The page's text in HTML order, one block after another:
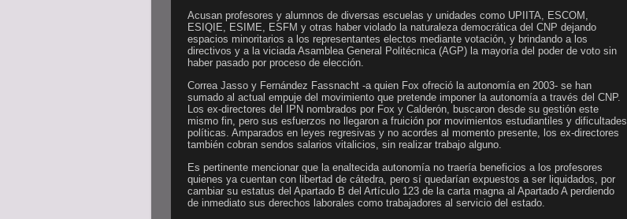
Acusan profesores y alumnos de diversas escuelas y unidades como UPIITA, ESCOM,
ESIQIE, ESIME, ESFM y otras haber violado la naturaleza democrática del CNP dejando
espacios minoritarios a los representantes electos mediante votación, y brindando a los
directivos y a la viciada Asamblea General Politécnica (AGP) la mayoría del poder de voto sin
haber pasado por proceso de elección.
Correa Jasso y Fernández Fassnacht -a quien Fox ofreció la autonomía en 2003- se han
sumado al actual empuje del movimiento que pretende imponer la autonomía a través del CNP.
Los ex-directores del IPN nombrados por Fox y Calderón, buscaron desde su gestión este
mismo fin, pero sus esfuerzos no llegaron a fruición por movimientos estudiantiles y dificultades
políticas. Amparados en leyes regresivas y no acordes al momento presente, los ex-directores
también cobran sendos salarios vitalicios, sin realizar trabajo alguno.
Es pertinente mencionar que la enaltecida autonomía no traería beneficios a los profesores
quienes ya cuentan con libertad de cátedra, pero sí quedarían expuestos a ser liquidados, por
cambiar su estatus del Apartado B del Artículo 123 de la carta magna al Apartado A perdiendo
de inmediato sus derechos laborales como trabajadores al servicio del estado.